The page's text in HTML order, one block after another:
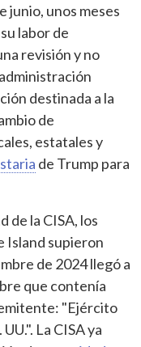
junio, unos meses
su labor de
revisión y no
destinada a la
de
estatales y
de Trump para
de la CISA, los
Island supieron
de 2024 llegó a
que contenía
"Ejército
La CISA ya